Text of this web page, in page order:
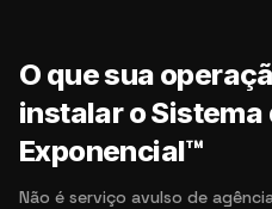
O que sua
instalar o
Exponencial™
Não é serviço avulso de